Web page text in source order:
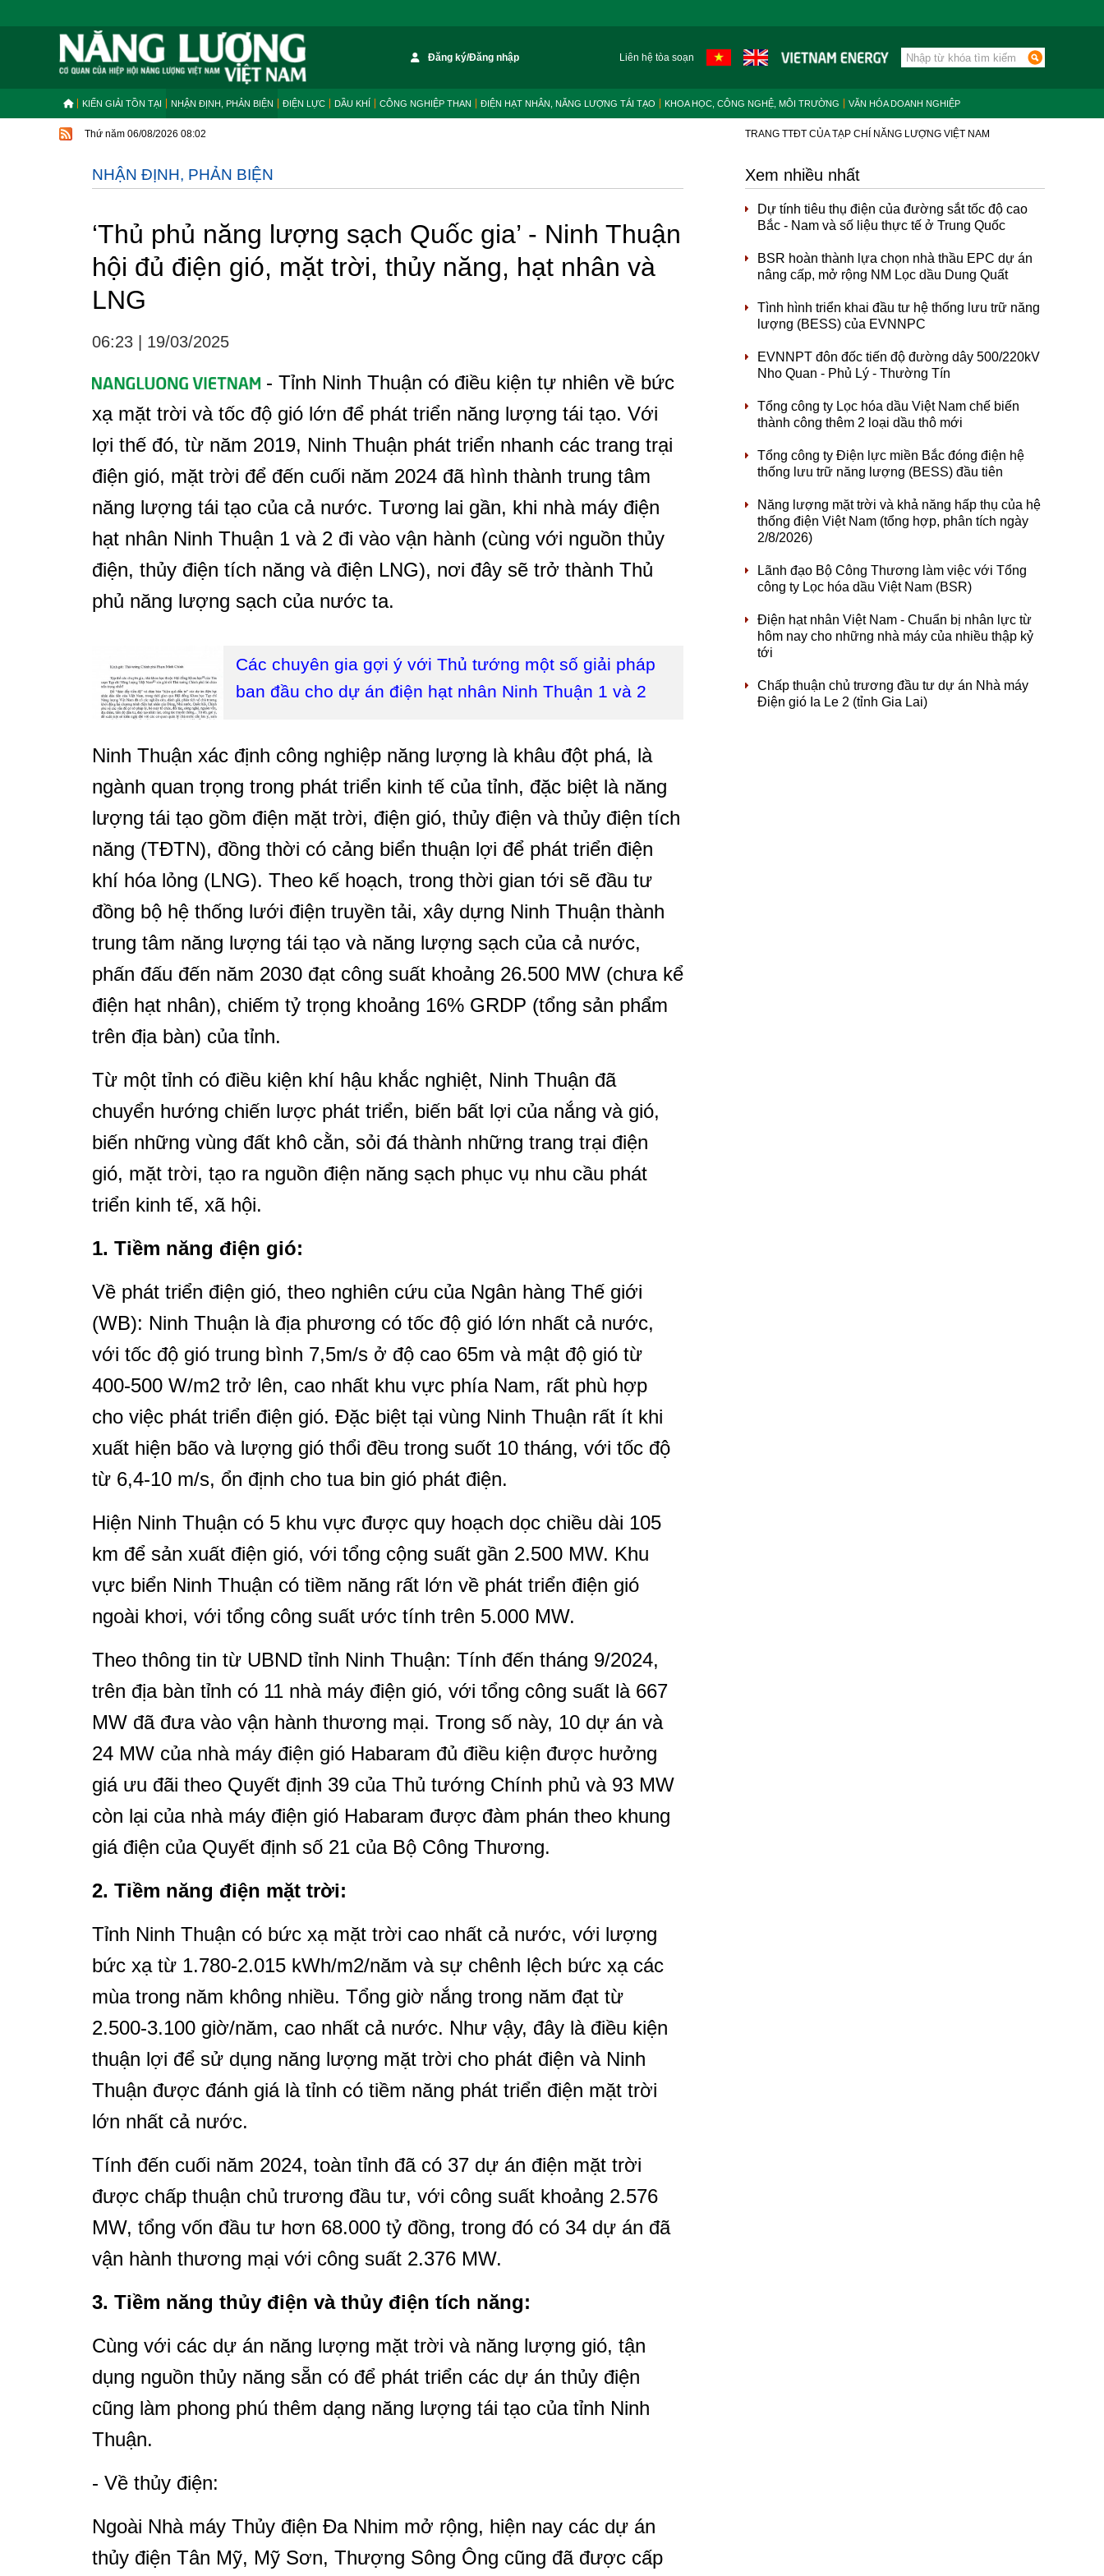
Đăng ký/Đăng nhập Liên hệ tòa soạn
KIẾN GIẢI TỒN TẠI NHẬN ĐỊNH, PHẢN BIỆN ĐIỆN LỰC DẦU KHÍ CÔNG NGHIỆP THAN ĐIỆN HẠT NHÂN, NĂNG LƯỢNG TÁI TẠO KHOA HỌC, CÔNG NGHỆ, MÔI TRƯỜNG VĂN HÓA DOANH NGHIỆP
Thứ năm 06/08/2026 08:02 TRANG TTĐT CỦA TẠP CHÍ NĂNG LƯỢNG VIỆT NAM
NHẬN ĐỊNH, PHẢN BIỆN
‘Thủ phủ năng lượng sạch Quốc gia’ - Ninh Thuận
hội đủ điện gió, mặt trời, thủy năng, hạt nhân và
LNG
06:23 19/03/2025
- Tỉnh Ninh Thuận có điều kiện tự nhiên về bức
xạ mặt trời và tốc độ gió lớn để phát triển năng lượng tái tạo. Với
lợi thế đó, từ năm 2019, Ninh Thuận phát triển nhanh các trang trại
điện gió, mặt trời để đến cuối năm 2024 đã hình thành trung tâm
năng lượng tái tạo của cả nước. Tương lai gần, khi nhà máy điện
hạt nhân Ninh Thuận 1 và 2 đi vào vận hành (cùng với nguồn thủy
điện, thủy điện tích năng và điện LNG), nơi đây sẽ trở thành Thủ
phủ năng lượng sạch của nước ta.
Các chuyên gia gợi ý với Thủ tướng một số giải pháp
ban đầu cho dự án điện hạt nhân Ninh Thuận 1 và 2
Ninh Thuận xác định công nghiệp năng lượng là khâu đột phá, là
ngành quan trọng trong phát triển kinh tế của tỉnh, đặc biệt là năng
lượng tái tạo gồm điện mặt trời, điện gió, thủy điện và thủy điện tích
năng (TĐTN), đồng thời có cảng biển thuận lợi để phát triển điện
khí hóa lỏng (LNG). Theo kế hoạch, trong thời gian tới sẽ đầu tư
đồng bộ hệ thống lưới điện truyền tải, xây dựng Ninh Thuận thành
trung tâm năng lượng tái tạo và năng lượng sạch của cả nước,
phấn đấu đến năm 2030 đạt công suất khoảng 26.500 MW (chưa kể
điện hạt nhân), chiếm tỷ trọng khoảng 16% GRDP (tổng sản phẩm
trên địa bàn) của tỉnh.
Từ một tỉnh có điều kiện khí hậu khắc nghiệt, Ninh Thuận đã
chuyển hướng chiến lược phát triển, biến bất lợi của nắng và gió,
biến những vùng đất khô cằn, sỏi đá thành những trang trại điện
gió, mặt trời, tạo ra nguồn điện năng sạch phục vụ nhu cầu phát
triển kinh tế, xã hội.
1. Tiềm năng điện gió:
Về phát triển điện gió, theo nghiên cứu của Ngân hàng Thế giới
(WB): Ninh Thuận là địa phương có tốc độ gió lớn nhất cả nước,
với tốc độ gió trung bình 7,5m/s ở độ cao 65m và mật độ gió từ
400-500 W/m2 trở lên, cao nhất khu vực phía Nam, rất phù hợp
cho việc phát triển điện gió. Đặc biệt tại vùng Ninh Thuận rất ít khi
xuất hiện bão và lượng gió thổi đều trong suốt 10 tháng, với tốc độ
từ 6,4-10 m/s, ổn định cho tua bin gió phát điện.
Hiện Ninh Thuận có 5 khu vực được quy hoạch dọc chiều dài 105
km để sản xuất điện gió, với tổng cộng suất gần 2.500 MW. Khu
vực biển Ninh Thuận có tiềm năng rất lớn về phát triển điện gió
ngoài khơi, với tổng công suất ước tính trên 5.000 MW.
Theo thông tin từ UBND tỉnh Ninh Thuận: Tính đến tháng 9/2024,
trên địa bàn tỉnh có 11 nhà máy điện gió, với tổng công suất là 667
MW đã đưa vào vận hành thương mại. Trong số này, 10 dự án và
24 MW của nhà máy điện gió Habaram đủ điều kiện được hưởng
giá ưu đãi theo Quyết định 39 của Thủ tướng Chính phủ và 93 MW
còn lại của nhà máy điện gió Habaram được đàm phán theo khung
giá điện của Quyết định số 21 của Bộ Công Thương.
2. Tiềm năng điện mặt trời:
Tỉnh Ninh Thuận có bức xạ mặt trời cao nhất cả nước, với lượng
bức xạ từ 1.780-2.015 kWh/m2/năm và sự chênh lệch bức xạ các
mùa trong năm không nhiều. Tổng giờ nắng trong năm đạt từ
2.500-3.100 giờ/năm, cao nhất cả nước. Như vậy, đây là điều kiện
thuận lợi để sử dụng năng lượng mặt trời cho phát điện và Ninh
Thuận được đánh giá là tỉnh có tiềm năng phát triển điện mặt trời
lớn nhất cả nước.
Tính đến cuối năm 2024, toàn tỉnh đã có 37 dự án điện mặt trời
được chấp thuận chủ trương đầu tư, với công suất khoảng 2.576
MW, tổng vốn đầu tư hơn 68.000 tỷ đồng, trong đó có 34 dự án đã
vận hành thương mại với công suất 2.376 MW.
3. Tiềm năng thủy điện và thủy điện tích năng:
Cùng với các dự án năng lượng mặt trời và năng lượng gió, tận
dụng nguồn thủy năng sẵn có để phát triển các dự án thủy điện
cũng làm phong phú thêm dạng năng lượng tái tạo của tỉnh Ninh
Thuận.
- Về thủy điện:
Ngoài Nhà máy Thủy điện Đa Nhim mở rộng, hiện nay các dự án
thủy điện Tân Mỹ, Mỹ Sơn, Thượng Sông Ông cũng đã được cấp
Xem nhiều nhất
Dự tính tiêu thụ điện của đường sắt tốc độ cao
Bắc - Nam và số liệu thực tế ở Trung Quốc
BSR hoàn thành lựa chọn nhà thầu EPC dự án
nâng cấp, mở rộng NM Lọc dầu Dung Quất
Tình hình triển khai đầu tư hệ thống lưu trữ năng
lượng (BESS) của EVNNPC
EVNNPT đôn đốc tiến độ đường dây 500/220kV
Nho Quan - Phủ Lý - Thường Tín
Tổng công ty Lọc hóa dầu Việt Nam chế biến
thành công thêm 2 loại dầu thô mới
Tổng công ty Điện lực miền Bắc đóng điện hệ
thống lưu trữ năng lượng (BESS) đầu tiên
Năng lượng mặt trời và khả năng hấp thụ của hệ
thống điện Việt Nam (tổng hợp, phân tích ngày
2/8/2026)
Lãnh đạo Bộ Công Thương làm việc với Tổng
công ty Lọc hóa dầu Việt Nam (BSR)
Điện hạt nhân Việt Nam - Chuẩn bị nhân lực từ
hôm nay cho những nhà máy của nhiều thập kỷ
tới
Chấp thuận chủ trương đầu tư dự án Nhà máy
Điện gió Ia Le 2 (tỉnh Gia Lai)